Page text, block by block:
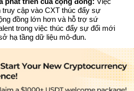
làm tài sản thế chấp
truy cập vào CXT thúc đẩy sự
đồng lớn hơn và hỗ trợ sứ
trong việc thúc đẩy sự đổi mới
hạ tầng dữ liệu mô-đun.